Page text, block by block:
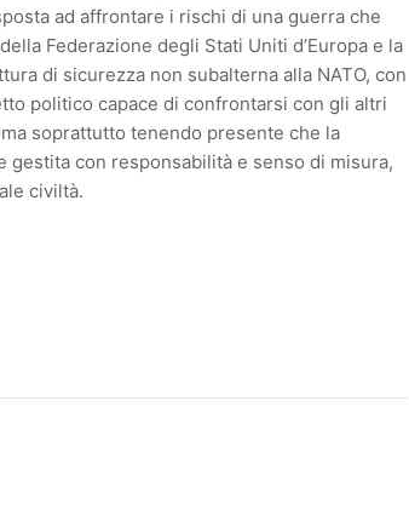
ad affrontare i rischi di una guerra che
Federazione degli Stati Uniti d’Europa e la
di sicurezza non subalterna alla NATO, con
politico capace di confrontarsi con gli altri
soprattutto tenendo presente che la
con responsabilità e senso di misura,
civiltà.